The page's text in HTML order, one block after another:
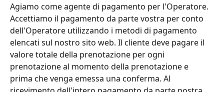
Agiamo come agente di pagamento per l'Operatore.
Accettiamo il pagamento da parte vostra per conto
dell'Operatore utilizzando i metodi di pagamento
elencati sul nostro sito web. Il cliente deve pagare il
valore totale della prenotazione per ogni
prenotazione al momento della prenotazione e
prima che venga emessa una conferma. Al